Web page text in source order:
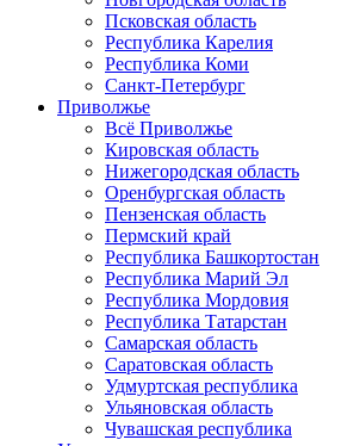
Псковская область
Республика Карелия
Республика Коми
Санкт-Петербург
Приволжье
Всё Приволжье
Кировская область
Нижегородская область
Оренбургская область
Пензенская область
Пермский край
Республика Башкортостан
Республика Марий Эл
Республика Мордовия
Республика Татарстан
Самарская область
Саратовская область
Удмуртская республика
Ульяновская область
Чувашская республика